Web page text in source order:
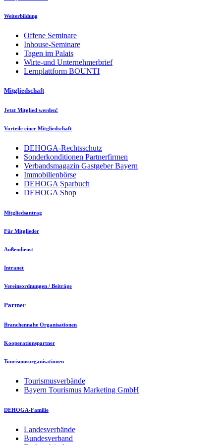
Weiterbildung
Offene Seminare
Inhouse-Seminare
Tagen im Palais
Wirte-und Unternehmerbrief
Lernplattform BOUNTI
Mitgliedschaft
Jetzt Mitglied werden!
Vorteile einer Mitgliedschaft
DEHOGA-Rechtsschutz
Sonderkonditionen Partnerfirmen
Verbandsmagazin Gastgeber Bayern
Immobilienbörse
DEHOGA Sparbuch
DEHOGA Shop
Mitgliedsantrag
Für Mitglieder
Außendienst
Intranet
Vereinsordnungen / Beiträge
Partner
Branchennahe Organisationen
Kooperationspartner
Tourismusorganisationen
Tourismusverbände
Bayern Tourismus Marketing GmbH
DEHOGA-Familie
Landesverbände
Bundesverband